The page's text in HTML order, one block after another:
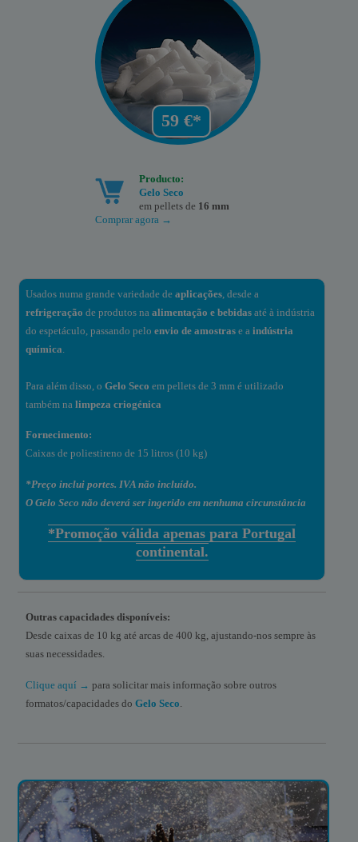
59 €*
Producto:
Gelo Seco
em pellets de 16 mm
Comprar agora →
Usados numa grande variedade de aplicações, desde a
refrigeração de produtos na alimentação e bebidas até à indústria
do espetáculo, passando pelo envio de amostrase a indústria
química.
Para além disso, o Gelo Seco em pellets de 3 mm é utilizado
também nalimpeza criogénica
Fornecimento:
Caixas de poliestireno de 15 litros (10 kg)
*Preço inclui portes. IVA não incluído.
O Gelo Seco não deverá ser ingerido em nenhuma circunstância
*Promoção válida apenas para Portugal
continental.
Outras capacidades disponíveis:
Desde caixas de 10 kg até arcas de 400 kg, ajustando-nos sempre às
suas necessidades.
Clique aquí → para solicitar mais informação sobre outros
formatos/capacidades do Gelo Seco